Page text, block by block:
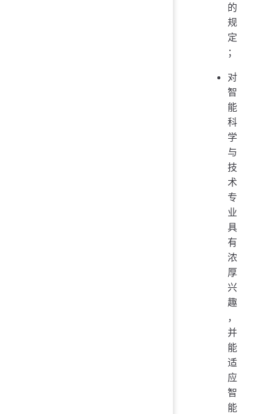
的
规
定
；
对
智
能
科
学
与
技
术
专
业
具
有
浓
厚
兴
趣
，
并
能
适
应
智
能